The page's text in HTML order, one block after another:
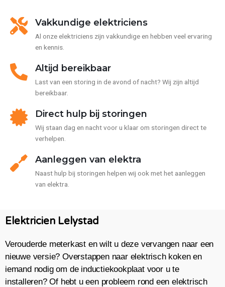
r
Vakkundige elektriciens
Al onze elektriciens zijn vakkundige en hebben veel ervaring
en kennis.
Altijd bereikbaar
Last van een storing in de avond of nacht? Wij zijn altijd
bereikbaar.
Direct hulp bij storingen
Wij staan dag en nacht voor u klaar om storingen direct te
verhelpen.
Aanleggen van elektra
Naast hulp bij storingen helpen wij ook met het aanleggen
van elektra.
Elektricien Lelystad
Verouderde meterkast en wilt u deze vervangen naar een
nieuwe versie? Overstappen naar elektrisch koken en
iemand nodig om de inductiekookplaat voor u te
installeren? Of hebt u een probleem rond een elektrisch